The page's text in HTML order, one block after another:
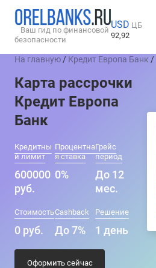
Ваш гид по финансовой
безопасности
USD ЦБ
92,92
На главную / Кредит Европа Банк /
Карта рассрочки
Кредит Европа
Банк
Кредитны
й лимит
600000
руб.
Процентна
я ставка
0%
Грейс
период
До 12
мес.
Стоимость
0 руб.
Cashback
До 7%
Решение
1 день
Оформить сейчас